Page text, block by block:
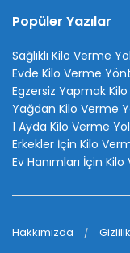
Popüler Yazılar
Sağlıklı Kilo Verme
Evde Kilo Verme
Egzersiz Yapmak
Yağdan Kilo Verme
1 Ayda Kilo Verme
Erkekler İçin Kilo
Ev Hanımları İçin
Hakkımızda